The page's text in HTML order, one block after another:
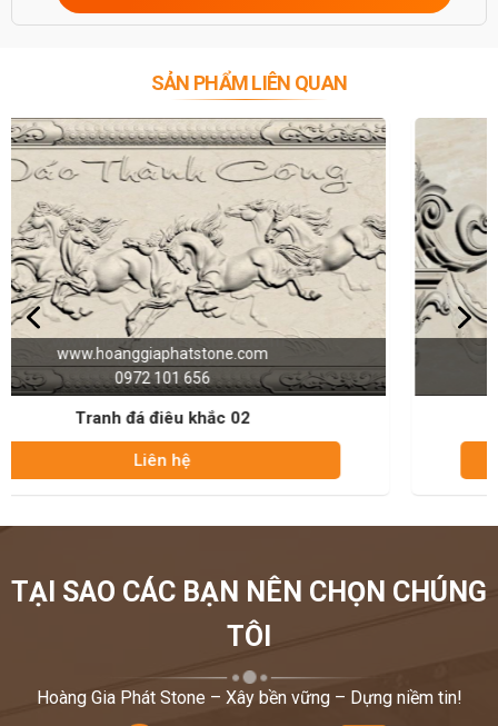
SẢN PHẨM LIÊN QUAN
www.hoanggiaphatstone.com
0972 101 656
Tranh đá điêu khắc 04
TẠI SAO CÁC BẠN NÊN CHỌN CHÚNG
TÔI
Hoàng Gia Phát Stone – Xây bền vững – Dựng niềm tin!